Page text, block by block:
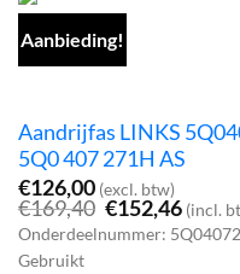
Aanbieding!
Aandrijfas LINKS
5Q0 407 271H AS
€126,00 (excl. btw)
€169,40
prijs
was:
€152,46
prijs
is:
(incl.
Onderdeelnummer:
Gebruikt